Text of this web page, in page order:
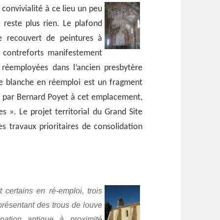
à ce lieu un peu
plus rien. Le plafond
recouvert de peintures à
manifestement
dans l’ancien presbytère
blanche en réemploi est un fragment
Bernard Poyet à cet emplacement,
». Le projet territorial du Grand Site
travaux prioritaires de consolidation
certains en ré-emploi, trois
des trous de louve